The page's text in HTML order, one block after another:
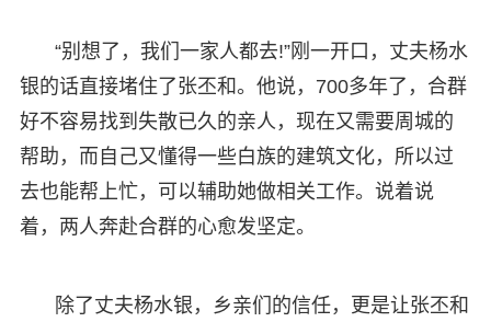
“别想了，我们一家人都去!”刚一开口，丈夫杨水
银的话直接堵住了张丕和。他说，700多年了，合群
好不容易找到失散已久的亲人，现在又需要周城的
帮助，而自己又懂得一些白族的建筑文化，所以过
去也能帮上忙，可以辅助她做相关工作。说着说
着，两人奔赴合群的心愈发坚定。
除了丈夫杨水银，乡亲们的信任，更是让张丕和